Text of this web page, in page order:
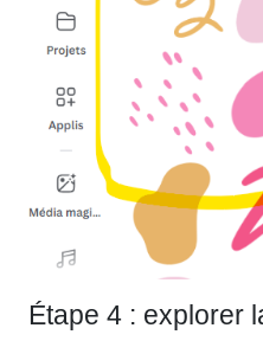
Étape 4 : explorer